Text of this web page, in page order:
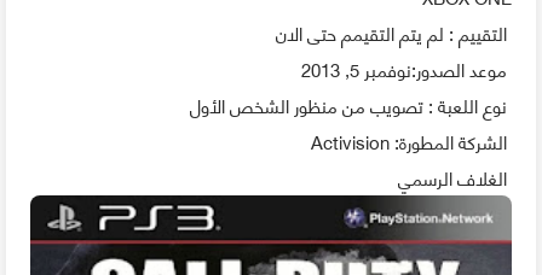
التقييم : لم يتم التقيمم حتى الان
موعد الصدور:نوفمبر 5, 2013
نوع اللعبة : تصويب من منظور الشخص الأول
الشركة المطورة: Activision
الغلاف الرسمي